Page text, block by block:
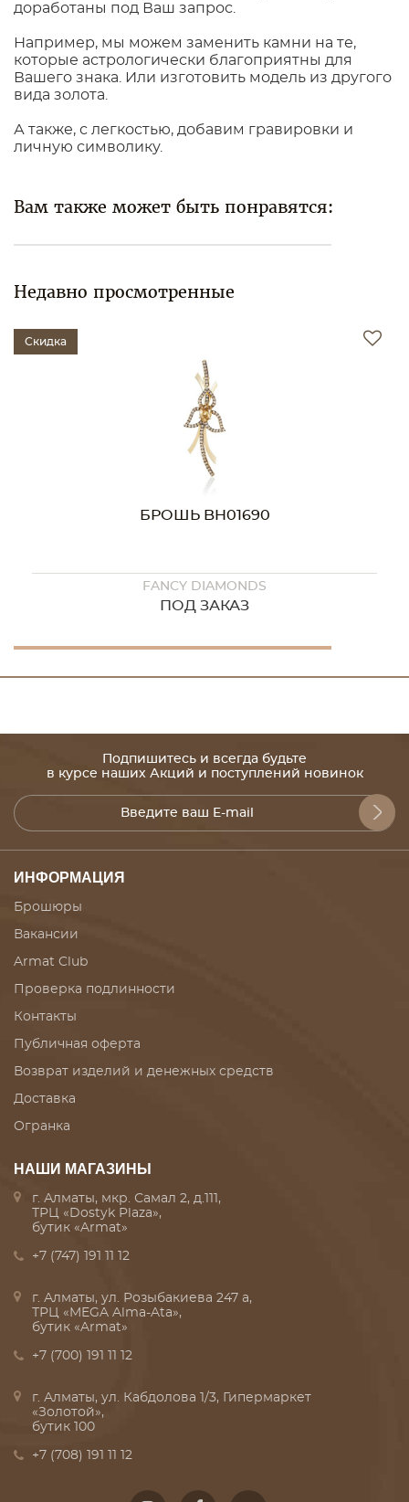
доработаны под Ваш запрос.
Например, мы можем заменить камни на те,
которые астрологически благоприятны для
Вашего знака. Или изготовить модель из другого
вида золота.
А также, с легкостью, добавим гравировки и
личную символику.
Вам также может быть понравятся:
Недавно просмотренные
Скидка
БРОШЬ BH01690
FANCY DIAMONDS
ПОД ЗАКАЗ
Подпишитесь и всегда будьте
в курсе наших Акций и поступлений новинок
ИНФОРМАЦИЯ
Брошюры
Вакансии
Armat Club
Проверка подлинности
Контакты
Публичная оферта
Возврат изделий и денежных средств
Доставка
Огранка
НАШИ МАГАЗИНЫ
г. Алматы, мкр. Самал 2, д.111,
ТРЦ «Dostyk Plaza»,
бутик «Armat»
+7 (747) 191 11 12
г. Алматы, ул. Розыбакиева 247 а,
ТРЦ «MEGA Alma-Ata»,
бутик «Armat»
+7 (700) 191 11 12
г. Алматы, ул. Кабдолова 1/3, Гипермаркет
«Золотой»,
бутик 100
+7 (708) 191 11 12